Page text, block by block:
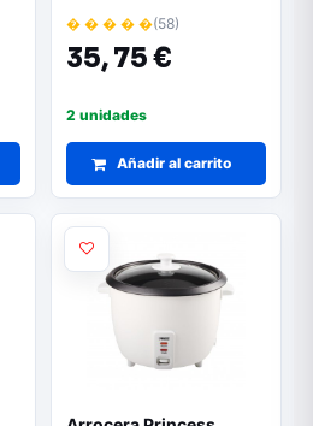
� � � � �(58)
35,75 €
2 unidades
Añadir al carrito